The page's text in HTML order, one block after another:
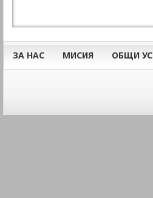
ЗА НАС МИСИЯ ОБЩИ